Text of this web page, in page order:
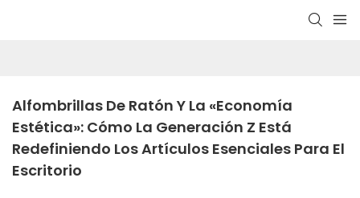
Alfombrillas De Ratón Y La «economía
Estética»: Cómo La Generación Z Está
Redefiniendo Los Artículos Esenciales Para El
Escritorio